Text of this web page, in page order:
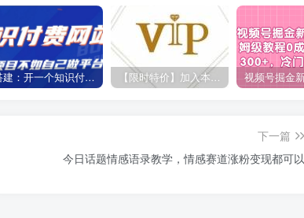
搭建：开一个知识付费资源网站，24小时全自动赚钱！ 【限时特价】加入本站VIP会员，海量最新各大团队网赚内部教程全免费，每天持续更新！
下一篇
今日话题情感语录教学，情感赛道涨粉变现都可以